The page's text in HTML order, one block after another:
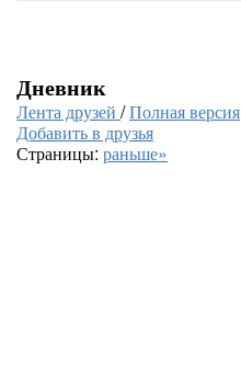
Дневник
Лента друзей /Полная версия
Добавить в друзья
Страницы: раньше»